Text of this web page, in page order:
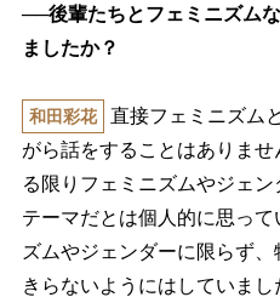
──後輩たちとフェミニズム
ましたか？
和田彩花
直接フェミニズム
がら話をすることはありま
る限りフェミニズムやジェ
テーマだとは個人的に思っ
ズムやジェンダーに限らず
きらないようにはしていま